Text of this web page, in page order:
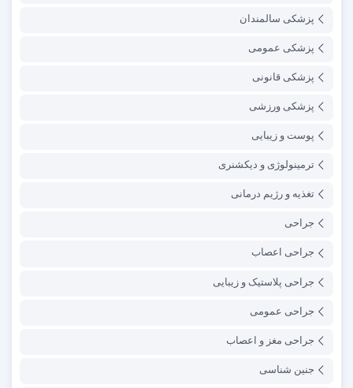
پزشکی سالمندان
پزشکی عمومی
پزشکی قانونی
پزشکی ورزشی
پوست و زیبایی
ترمینولوژی و دیکشنری
تغذیه و رژیم درمانی
جراحی
جراحی اعصاب
جراحی پلاستیک و زیبایی
جراحی عمومی
جراحی مغز و اعصاب
جنین شناسی